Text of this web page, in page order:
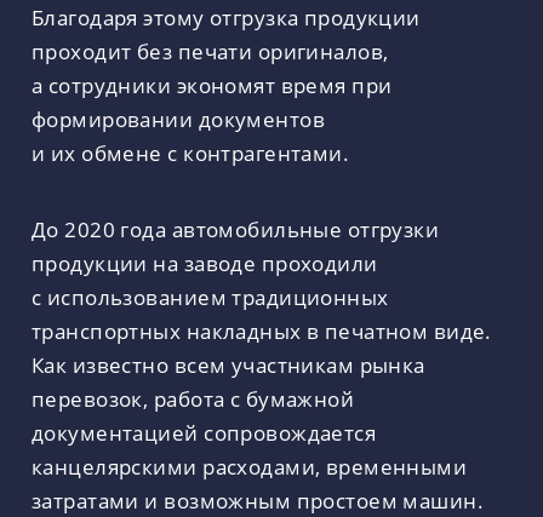
Благодаря этому отгрузка продукции
проходит без печати оригиналов,
а сотрудники экономят время при
формировании документов
и их обмене с контрагентами.
До 2020 года автомобильные отгрузки
продукции на заводе проходили
с использованием традиционных
транспортных накладных в печатном виде.
Как известно всем участникам рынка
перевозок, работа с бумажной
документацией сопровождается
канцелярскими расходами, временными
затратами и возможным простоем машин.